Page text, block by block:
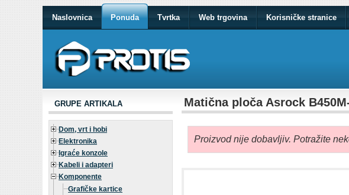
Naslovnica Ponuda Tvrtka Web trgovina Korisničke stranice
GRUPE ARTIKALA
Dom, vrt i hobi
Elektronika
Igraće konzole
Kabeli i adapteri
Komponente
Grafičke kartice
Matična ploča Asrock
Proizvod nije dobavljiv. Potražite